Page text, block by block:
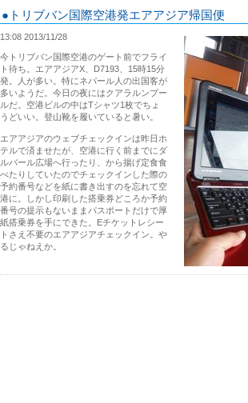
●トリブバン国際空港発エアアジア帰国便
13:08 2013/11/28
今トリブバン国際空港のゲート前でフライ
ト待ち。エアアジアX、D7193、15時15分
発。人が多い。特にネパール人の出国客が
多いようだ。今日の夜にはクアラルンプー
ルだ。空港ビルの中はTシャツ1枚でちょ
うどいい。登山靴を履いていると暑い。
エアアジアのウェブチェックインは昨日ホ
テルで済ませたが、空港に行く前までにダ
ルバール広場へ行ったり、から揚げ定食食
べたりしていたのでチェックインした際の
予約番号などを紙に書き出すのを忘れて空
港に。しかし印刷した搭乗券どころか予約
番号の提示もないままパスポートだけで厚
紙搭乗券を手にできた。Eチケットレシー
トさえ不要のエアアジアチェックイン。や
るじゃねえか。